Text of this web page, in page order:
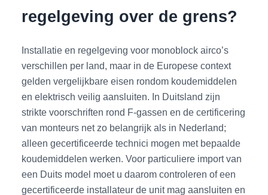
regelgeving over de grens?
Installatie en regelgeving voor monoblock airco’s
verschillen per land, maar in de Europese context
gelden vergelijkbare eisen rondom koudemiddelen
en elektrisch veilig aansluiten. In Duitsland zijn
strikte voorschriften rond F-gassen en de certificering
van monteurs net zo belangrijk als in Nederland;
alleen gecertificeerde technici mogen met bepaalde
koudemiddelen werken. Voor particuliere import van
een Duits model moet u daarom controleren of een
gecertificeerde installateur de unit mag aansluiten en